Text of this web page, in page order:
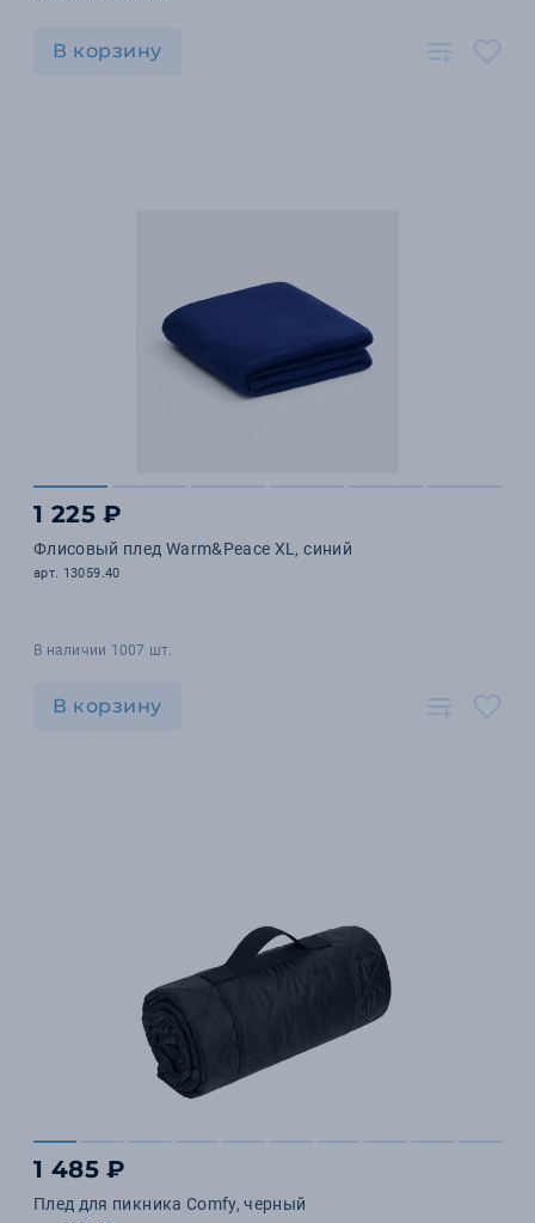
В корзину
1 225 ₽
Флисовый плед Warm&Peace XL, синий
арт. 13059.40
В наличии 1007 шт.
В корзину
1 485 ₽
Плед для пикника Comfy, черный